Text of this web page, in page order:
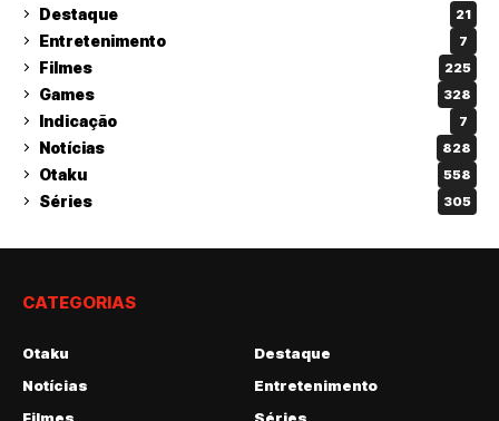
Destaque 21
Entretenimento 7
Filmes 225
Games 328
Indicação 7
Notícias 828
Otaku 558
Séries 305
CATEGORIAS
Otaku
Destaque
Notícias
Entretenimento
Filmes
Séries